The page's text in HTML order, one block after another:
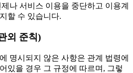
제나 서비스 이용을 중단하고 이용계
할 수 있습니다.
외 준칙)
명시되지 않은 사항은 관계 법령에
있을 경우 그 규정에 따르며, 그렇